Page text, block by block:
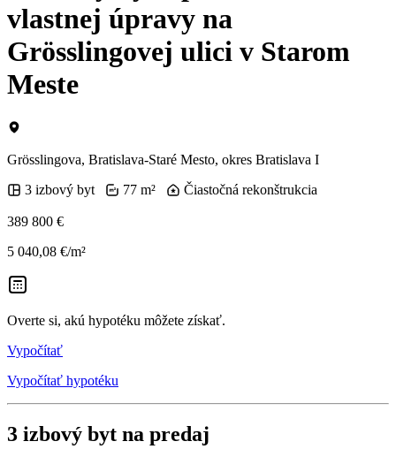
vlastnej úpravy na
Grösslingovej ulici v Starom
Meste
Grösslingova, Bratislava-Staré Mesto, okres Bratislava I
3 izbový byt
77 m² Čiastočná rekonštrukcia
389 800 €
5 040,08 €/m²
Overte si, akú hypotéku môžete získať.
Vypočítať
Vypočítať hypotéku
3 izbový byt na predaj